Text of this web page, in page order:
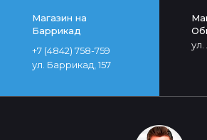
Магазин на
Баррикад
+7 (4842) 758-759
ул. Баррикад, 157
ул.